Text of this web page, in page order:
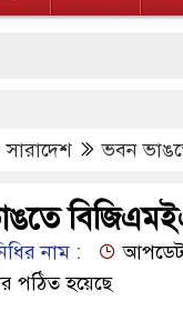
সারাদেশ ভবন
নাম :
আপডেট
পঠিত হয়েছে